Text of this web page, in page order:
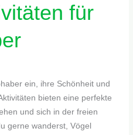
für
ein, ihre Schönheit und
bieten eine perfekte
und sich in der freien
gerne wanderst, Vögel